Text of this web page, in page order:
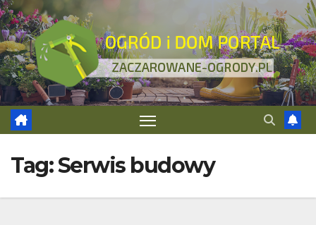
Skip
to
content
Tag:Serwis budowy